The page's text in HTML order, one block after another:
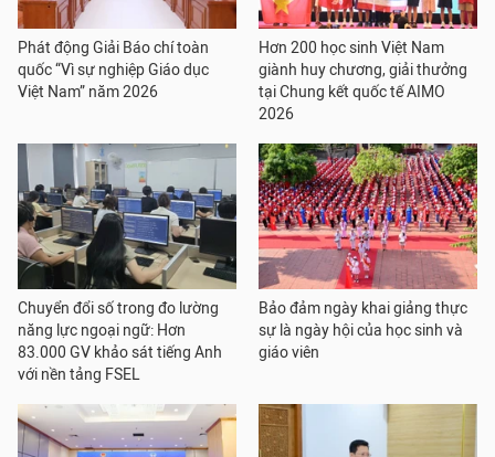
Phát động Giải Báo chí toàn
quốc “Vì sự nghiệp Giáo dục
Việt Nam” năm 2026
Hơn 200 học sinh Việt Nam
giành huy chương, giải thưởng
tại Chung kết quốc tế AIMO
2026
Chuyển đổi số trong đo lường
năng lực ngoại ngữ: Hơn
83.000 GV khảo sát tiếng Anh
với nền tảng FSEL
Bảo đảm ngày khai giảng thực
sự là ngày hội của học sinh và
giáo viên